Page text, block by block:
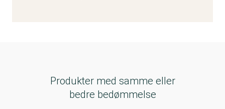
Produkter med samme eller
bedre bedømmelse